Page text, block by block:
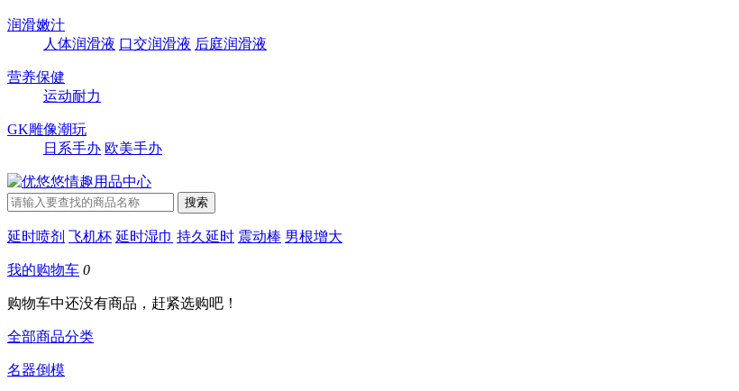
润滑嫩汁
人体润滑液 口交润滑液 后庭润滑液
营养保健
运动耐力
GK雕像潮玩
日系手办 欧美手办
延时喷剂 飞机杯 延时湿巾 持久延时 震动棒 男根增大
我的购物车 0
购物车中还没有商品，赶紧选购吧！
全部商品分类
名器倒模